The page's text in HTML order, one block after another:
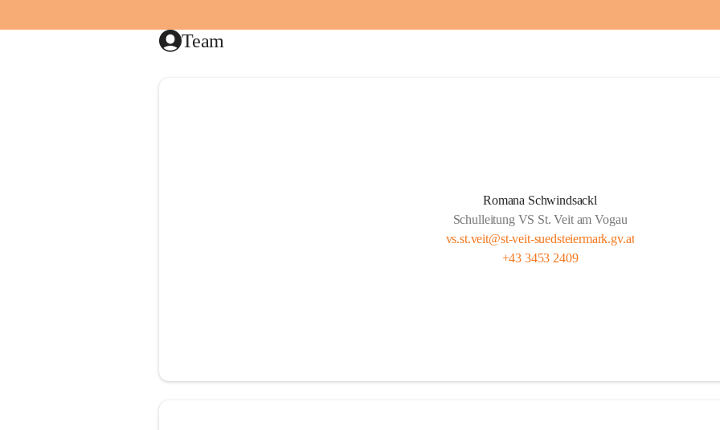
Team
Romana Schwindsackl
Schulleitung VS St. Veit am Vogau
vs.st.veit@st-veit-suedsteiermark.gv.at
+43 3453 2409